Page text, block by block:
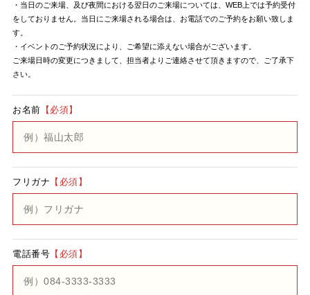
・当日のご来場、及び夜間における翌日のご来場については、WEB上では予約受付
をしておりません。当日にご来場される場合は、お電話でのご予約をお願い致しま
す。
・イベントのご予約状況により、ご希望に添えない場合がございます。
ご来場日時の変更につきまして、担当者よりご連絡させて頂きますので、ご了承下
さい。
お名前 【必須】
フリガナ 【必須】
電話番号 【必須】